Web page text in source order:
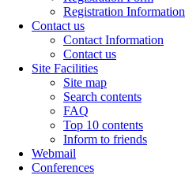
Registration Information
Contact us
Contact Information
Contact us
Site Facilities
Site map
Search contents
FAQ
Top 10 contents
Inform to friends
Webmail
Conferences